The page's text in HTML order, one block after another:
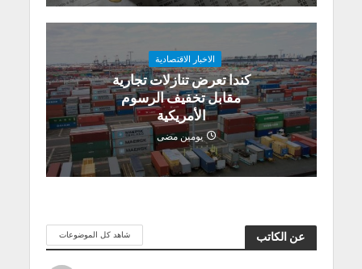
الاخبار الاقتصادية
كندا تعرض تنازلات تجارية
مقابل تخفيف الرسوم
الأمريكية
يومين مضى
عن الكاتب شاهد كل الموضوعات